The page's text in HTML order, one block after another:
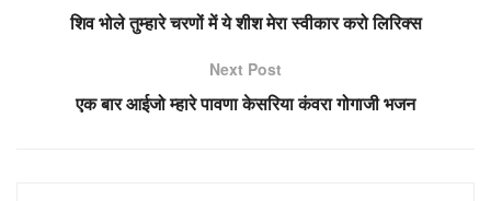
शिव भोले तुम्हारे चरणों में ये शीश मेरा स्वीकार करो लिरिक्स
Next Post
एक बार आईजो म्हारे पावणा केसरिया कंवरा गोगाजी भजन